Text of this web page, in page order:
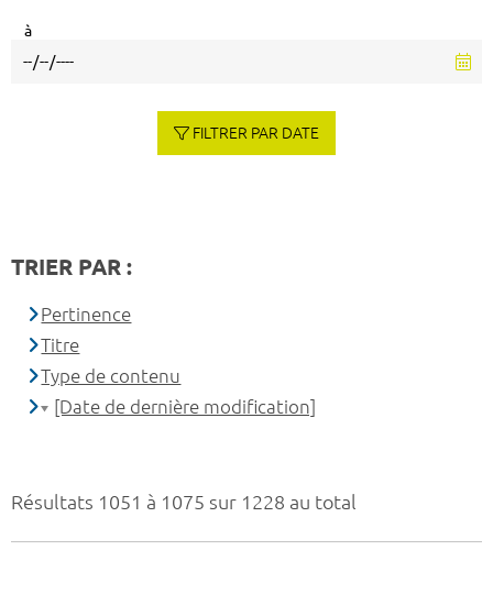
Résultats 1051 à 1075 sur 1228 au total
à
FILTRER PAR DATE
TRIER PAR :
Pertinence
Titre
Type de contenu
[Date de dernière modification]